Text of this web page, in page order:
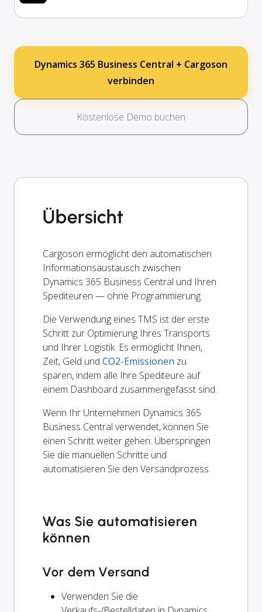
Dynamics 365 Business Central + Cargoson
verbinden
Kostenlose Demo buchen
Übersicht
Cargoson ermöglicht den automatischen
Informationsaustausch zwischen
Dynamics 365 Business Central und Ihren
Spediteuren — ohne Programmierung.
Die Verwendung eines TMS ist der erste
Schritt zur Optimierung Ihres Transports
und Ihrer Logistik. Es ermöglicht Ihnen,
Zeit, Geld und CO2-Emissionen zu
sparen, indem alle Ihre Spediteure auf
einem Dashboard zusammengefasst sind.
Wenn Ihr Unternehmen Dynamics 365
Business Central verwendet, können Sie
einen Schritt weiter gehen: Überspringen
Sie die manuellen Schritte und
automatisieren Sie den Versandprozess.
Was Sie automatisieren
können
Vor dem Versand
Verwenden Sie die